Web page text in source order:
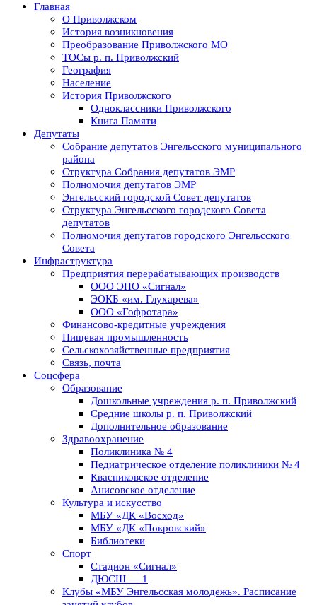
Главная
О Приволжском
История возникновения
Преобразование Приволжского МО
ТОСы р. п. Приволжский
География
Население
История Приволжского
Одноклассники Приволжского
Книга Памяти
Депутаты
Собрание депутатов Энгельсского муниципального
района
Структура Собрания депутатов ЭМР
Полномочия депутатов ЭМР
Энгельсский городской Совет депутатов
Структура Энгельсского городского Совета
депутатов
Полномочия депутатов городского Энгельсского
Совета
Инфраструктура
Предприятия перерабатывающих производств
ООО ЭПО «Сигнал»
ЭОКБ «им. Глухарева»
ООО «Гофротара»
Финансово-кредитные учреждения
Пищевая промышленность
Сельскохозяйственные предприятия
Связь, почта
Соцсфера
Образование
Дошкольные учреждения р. п. Приволжский
Средние школы р. п. Приволжский
Дополнительное образование
Здравоохранение
Поликлиника № 4
Педиатрическое отделение поликлиники № 4
Квасниковское отделение
Анисовское отделение
Культура и искусство
МБУ «ДК «Восход»
МБУ «ДК «Покровский»
Библиотеки
Спорт
Стадион «Сигнал»
ДЮСШ — 1
Клубы «МБУ Энгельсская молодежь». Расписание